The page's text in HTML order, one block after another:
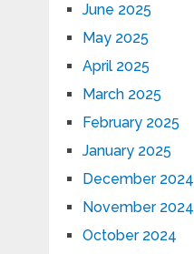
June 2025
May 2025
April 2025
March 2025
February 2025
January 2025
December 2024
November 2024
October 2024